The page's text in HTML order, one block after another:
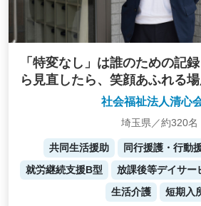
「特変なし」は誰のための記
ら見直したら、笑顔あふれる
社会福祉法人清心
埼玉県／約320名
共同生活援助 同行援護・行動
就労継続支援B型
放課後等デイサー
生活介護
短期入